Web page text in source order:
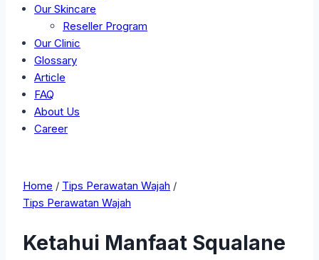
Our Skincare
Reseller Program
Our Clinic
Glossary
Article
FAQ
About Us
Career
Home / Tips Perawatan Wajah /
Tips Perawatan Wajah
Ketahui Manfaat Squalane